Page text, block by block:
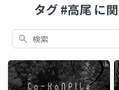
タグ #高尾 に
検索